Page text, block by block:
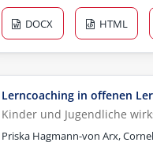
DOCX
HTML
Lerncoaching in offenen
Kinder und Jugendliche
Priska Hagmann-von Arx,